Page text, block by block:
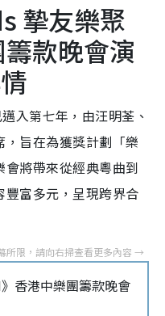
摯友樂聚
款晚會演
入第七年，由汪明荃、
旨在為獲獎計劃「樂
將帶來從經典粵曲到
富多元，呈現跨界合
香港中樂團籌款晚會